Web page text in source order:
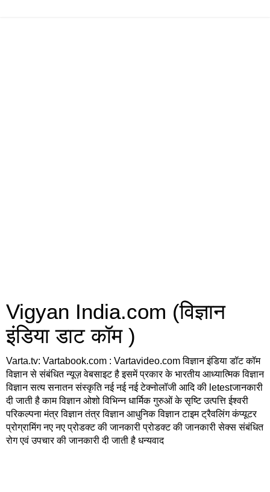
Vigyan India.com (विज्ञान
इंडिया डाट कॉम )
Varta.tv: Vartabook.com : Vartavideo.com विज्ञान इंडिया डॉट कॉम
विज्ञान से संबंधित न्यूज़ वेबसाइट है इसमें प्रकार के भारतीय आध्यात्मिक विज्ञान
विज्ञान सत्य सनातन संस्कृति नई नई नई टेक्नोलॉजी आदि की letestजानकारी
दी जाती है काम विज्ञान ओशो विभिन्न धार्मिक गुरुओं के सृष्टि उत्पत्ति ईश्वरी
परिकल्पना मंत्र विज्ञान तंत्र विज्ञान आधुनिक विज्ञान टाइम ट्रैवलिंग कंप्यूटर
प्रोग्रामिंग नए नए प्रोडक्ट की जानकारी प्रोडक्ट की जानकारी सेक्स संबंधित
रोग एवं उपचार की जानकारी दी जाती है धन्यवाद